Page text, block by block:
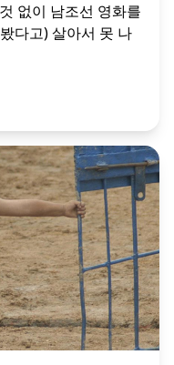
없이 남조선 영화를
다고) 살아서 못 나